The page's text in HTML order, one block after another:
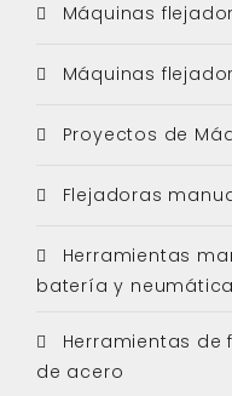
Máquinas
Máquinas
Proyectos de
Flejadoras
Herramientas
batería y
Herramientas
de acero